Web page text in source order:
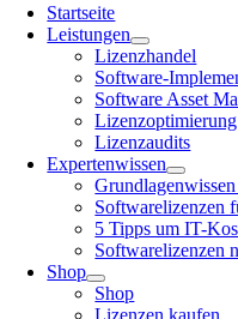
Startseite
Leistungen
Lizenzhandel
Software-
Software Asset
Lizenzoptimierung
Lizenzaudits
Expertenwissen
Softwarelizenzen
5 Tipps um IT-
Softwarelizenzen
Shop
Shop
Lizenzen kaufen